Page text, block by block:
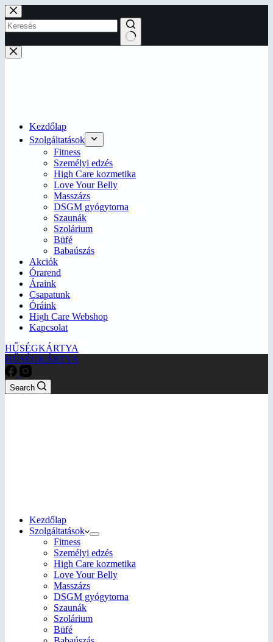
Skip
to
content
No
results
Kezdőlap
Szolgáltatások
Fitness
Személyi edzés
High Care kozmetika
Love Your Belly
Masszázs
DSGM gyógytorna
Szaunák
Szolárium
Büfé
Babaúszás
Akciók
Órarend
Áraink
Csapatunk
Óráink
High Care Webshop
Kapcsolat
HŰSÉGKÁRTYA
HŰSÉGKÁRTYA
Search
Kezdőlap
Szolgáltatások
Fitness
Személyi edzés
High Care kozmetika
Love Your Belly
Masszázs
DSGM gyógytorna
Szaunák
Szolárium
Büfé